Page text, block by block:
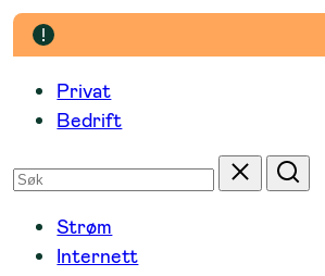
Hopp
til
innholdPrivat
Bedrift
Søk
etter
Tilbakestill
Søk
Strøm
Internett